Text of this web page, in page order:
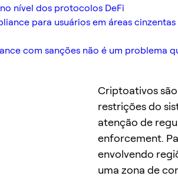
nível dos protocolos DeFi
para usuários em áreas cinzentas
com sanções não é um problema
Criptoativos
restrições do
atenção de
enforcement.
envolvendo
uma zona de